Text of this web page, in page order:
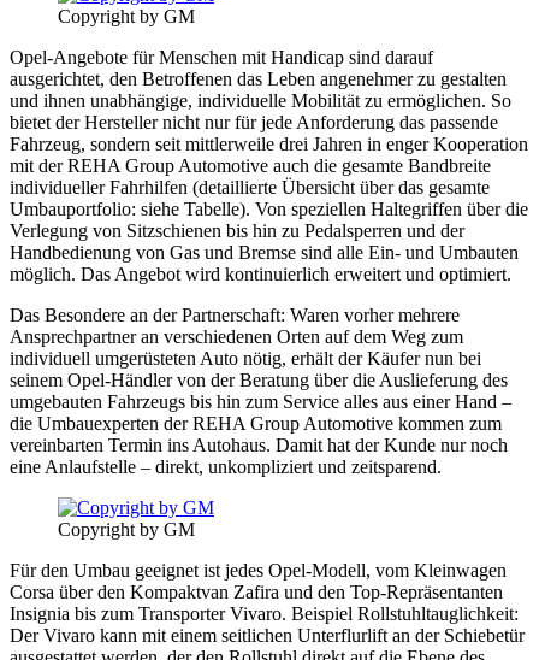
Copyright by GM
Opel-Angebote für Menschen mit Handicap sind darauf
ausgerichtet, den Betroffenen das Leben angenehmer zu gestalten
und ihnen unabhängige, individuelle Mobilität zu ermöglichen. So
bietet der Hersteller nicht nur für jede Anforderung das passende
Fahrzeug, sondern seit mittlerweile drei Jahren in enger Kooperation
mit der REHA Group Automotive auch die gesamte Bandbreite
individueller Fahrhilfen (detaillierte Übersicht über das gesamte
Umbauportfolio: siehe Tabelle). Von speziellen Haltegriffen über die
Verlegung von Sitzschienen bis hin zu Pedalsperren und der
Handbedienung von Gas und Bremse sind alle Ein- und Umbauten
möglich. Das Angebot wird kontinuierlich erweitert und optimiert.
Das Besondere an der Partnerschaft: Waren vorher mehrere
Ansprechpartner an verschiedenen Orten auf dem Weg zum
individuell umgerüsteten Auto nötig, erhält der Käufer nun bei
seinem Opel-Händler von der Beratung über die Auslieferung des
umgebauten Fahrzeugs bis hin zum Service alles aus einer Hand –
die Umbauexperten der REHA Group Automotive kommen zum
vereinbarten Termin ins Autohaus. Damit hat der Kunde nur noch
eine Anlaufstelle – direkt, unkompliziert und zeitsparend.
Copyright by GM
Für den Umbau geeignet ist jedes Opel-Modell, vom Kleinwagen
Corsa über den Kompaktvan Zafira und den Top-Repräsentanten
Insignia bis zum Transporter Vivaro. Beispiel Rollstuhltauglichkeit:
Der Vivaro kann mit einem seitlichen Unterflurlift an der Schiebetür